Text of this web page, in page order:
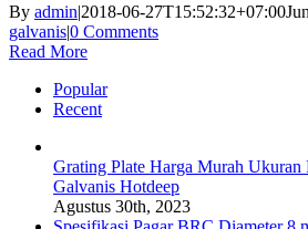
By admin|2018-06-27T15:52:32+07:00
galvanis|0 Comments
Read More
Popular
Recent
Grating Plate Harga Murah Ukuran
Galvanis Hotdeep
Agustus 30th, 2023